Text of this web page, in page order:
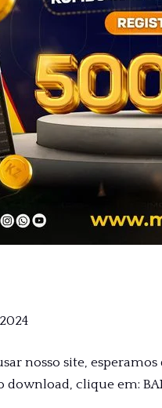
nosso site,
download, clique em: